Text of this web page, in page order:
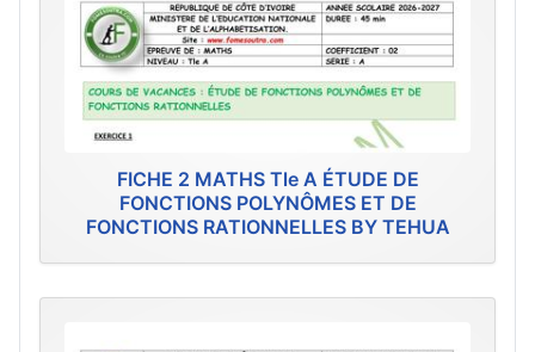
FICHE 2 MATHS Tle A ÉTUDE DE
FONCTIONS POLYNÔMES ET DE
FONCTIONS RATIONNELLES BY TEHUA